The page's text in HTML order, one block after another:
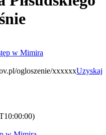
w Mimira
ogloszenie/xxxxxxUzyskaj
)